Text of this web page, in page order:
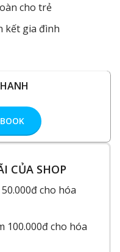
cho trẻ
kết gia đình
CỦA SHOP
cho hóa
100.000đ cho hóa